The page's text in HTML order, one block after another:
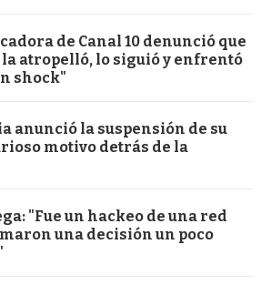
de Canal 10 denunció que
atropelló, lo siguió y enfrentó
shock"
anunció la suspensión de su
motivo detrás de la
"Fue un hackeo de una red
una decisión un poco